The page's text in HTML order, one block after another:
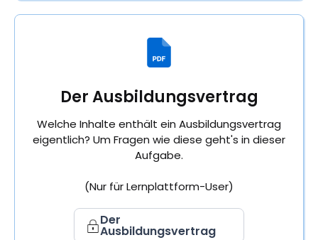
Der Ausbildungsvertrag
Welche Inhalte enthält ein Ausbildungsvertrag
eigentlich? Um Fragen wie diese geht's in dieser
Aufgabe.
(Nur für Lernplattform-User)
Der
Ausbildungsvertrag